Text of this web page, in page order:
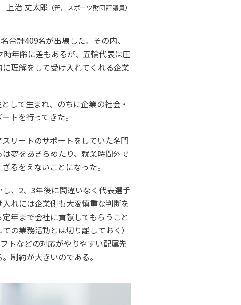
まちづくり
国際情報
国際機関との連携
諸外国のスポーツ政策
諸外国のスポーツ情報（アメリカ）
諸外国のスポーツ情報（オーストラリア
SSF研究員による国際情報
ス スポーツボランティア
INCUBATOR ―
『卵』 ―
検証
スポーツ辞典
上治 丈太郎 （笹川スポーツ財団評議員）
名合計409名が出場した。その内、
年齢に差もあるが、五輪代表は圧
理解をして受け入れてくれる企業
して生まれ、のちに企業の社会・
トを行ってきた。
リートのサポートをしていた名門
夢をあきらめたり、就業時間外で
るをえないことになった。
、 2、 3年後に間違いなく代表選手
れには企業側も大変慎重な判断を
年まで会社に貢献してもらうこと
の業務活動とは切り離しておく ）
トなどの対応がやりやすい配属先
制約が大きいのである。